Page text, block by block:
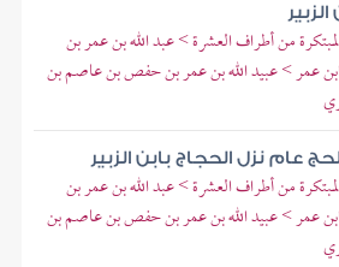
المبتكرة من أطراف العشرة > عبد الله بن عمر بن
عمر > عبيد الله بن عمر بن حفص بن عاصم بن
عام نزل الحجاج بابن الزبير
المبتكرة من أطراف العشرة > عبد الله بن عمر بن
عمر > عبيد الله بن عمر بن حفص بن عاصم بن